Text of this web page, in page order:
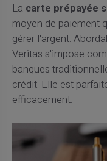
La carte prépayée
moyen de paiement
gérer l'argent.
Veritas s'impose
banques
crédit. Elle est
efficacement.